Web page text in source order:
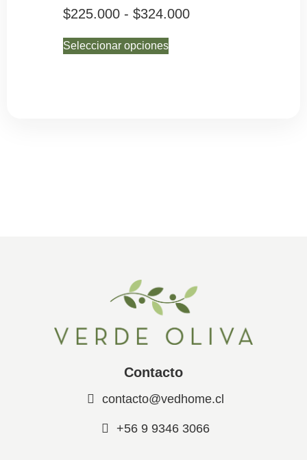
$225.000 - $324.000
Seleccionar opciones
Contacto
contacto@vedhome.cl
+56 9 9346 3066